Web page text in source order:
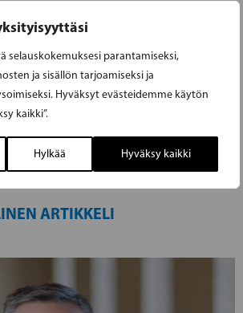
selauskokemuksesi parantamiseksi,
ja sisällön tarjoamiseksi ja
Hyväksyt evästeidemme käytön
kaikki”.
Hylkää Hyväksy kaikki
RKP vaati selvityksen
kotimaisen kielen eli ruotsin
poistaminen
on vaikuttanut kielten
luovutettiin tänään
RKP:n puheenjohtaja Anna-
ARTIKKELI